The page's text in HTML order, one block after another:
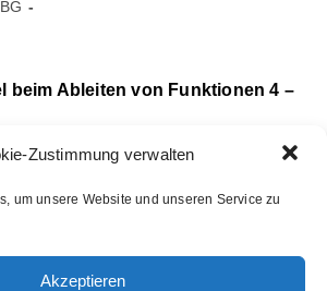
Zustimmung verwalten
um unsere Website und unseren Service zu
Akzeptieren
beim Ableiten von Funktionen 4 –